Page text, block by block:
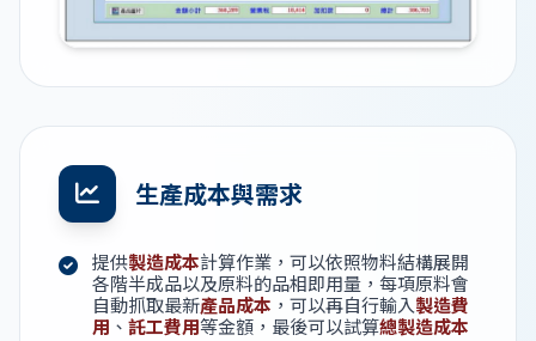
生產成本與需求
提供製造成本計算作業，可以依照物料結構展開
各階半成品以及原料的品相即用量，每項原料會
自動抓取最新產品成本 ，可以再自行輸入製造費
用 、 託工費用等金額，最後可以試算總製造成本